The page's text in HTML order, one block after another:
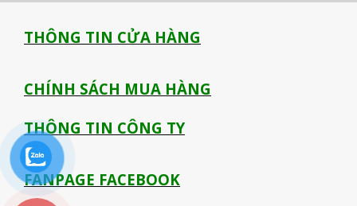
THÔNG TIN CỬA HÀNG
CHÍNH SÁCH MUA HÀNG
THÔNG TIN CÔNG TY
FANPAGE FACEBOOK